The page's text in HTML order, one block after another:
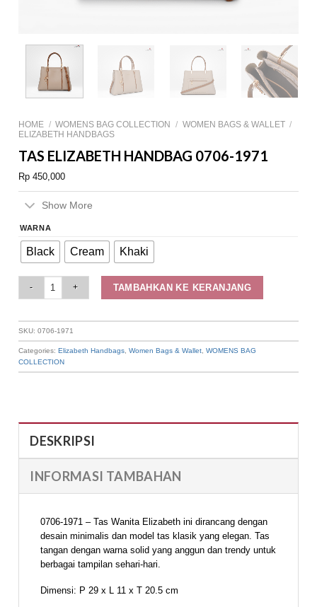
HOME / WOMENS BAG COLLECTION / WOMEN BAGS & WALLET /
ELIZABETH HANDBAGS
TAS ELIZABETH HANDBAG 0706-1971
Rp 450,000
Show More
WARNA
Black Cream Khaki
TAMBAHKAN KE KERANJANG
SKU:0706-1971
Categories:Elizabeth Handbags ,Women Bags & Wallet ,WOMENS BAG
COLLECTION
DESKRIPSI
INFORMASI TAMBAHAN
0706-1971 – Tas Wanita Elizabeth ini dirancang dengan
desain minimalis dan model tas klasik yang elegan. Tas
tangan dengan warna solid yang anggun dan trendy untuk
berbagai tampilan sehari-hari.
Dimensi: P 29 x L 11 x T 20.5 cm